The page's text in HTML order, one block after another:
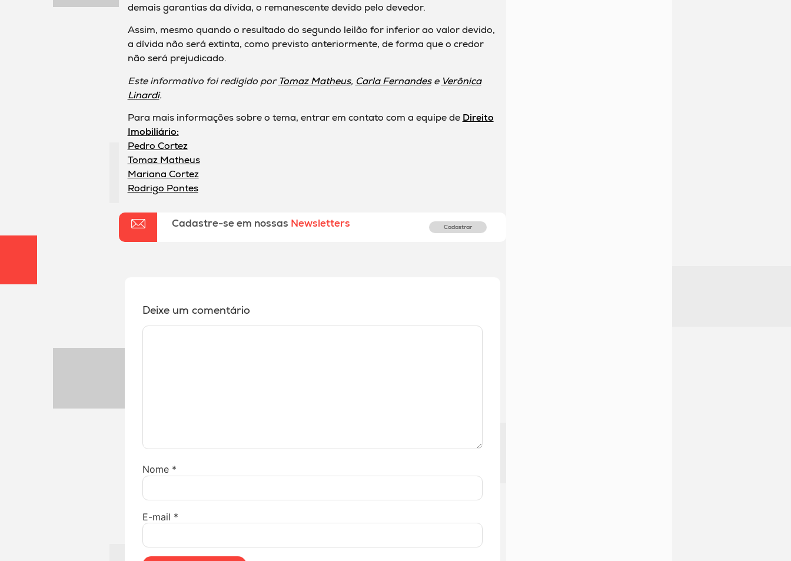
demais garantias da dívida, o remanescente devido pelo devedor.
Assim, mesmo quando o resultado do segundo leilão for inferior ao valor devido,
a dívida não será extinta, como previsto anteriormente, de forma que o credor
não será prejudicado.
Este informativo foi redigido porTomaz Matheus, Carla Fernandese Verônica
Linardi.
Para mais informações sobre o tema, entrar em contato com a equipe de Direito
Imobiliário:
Pedro Cortez
Tomaz Matheus
Mariana Cortez
Rodrigo Pontes
Cadastre-se em nossas Newsletters Cadastrar
Deixe um comentário
Nome *
E-mail *